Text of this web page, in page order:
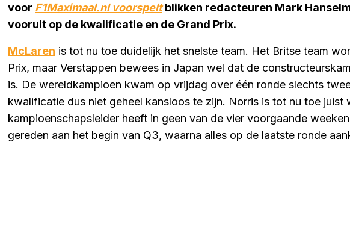
voor F1Maximaal.nl voorspelt blikken redacteuren Mark
vooruit op de kwalificatie en de Grand Prix.
McLaren is tot nu toe duidelijk het snelste team. Het Britse team
Prix, maar Verstappen bewees in Japan wel dat de
is. De wereldkampioen kwam op vrijdag over één ronde slechts
kwalificatie dus niet geheel kansloos te zijn. Norris is tot nu toe juist
kampioenschapsleider heeft in geen van de vier voorgaande
gereden aan het begin van Q3, waarna alles op de laatste ronde